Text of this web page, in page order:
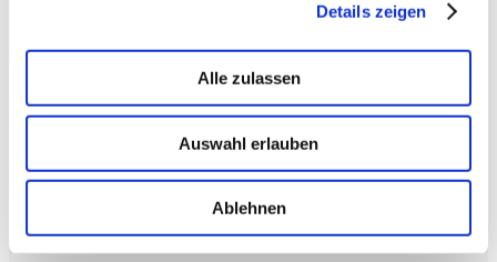
Details zeigen
Alle zulassen
Auswahl erlauben
Ablehnen
Mehr von uns Nützliches